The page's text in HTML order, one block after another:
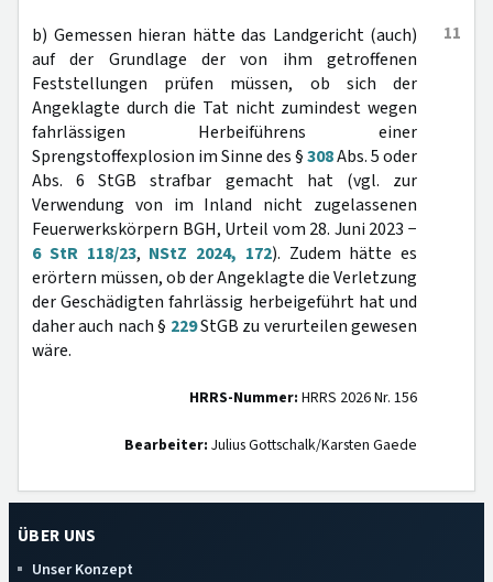
11
b) Gemessen hieran hätte das Landgericht (auch)
auf der Grundlage der von ihm getroffenen
Feststellungen prüfen müssen, ob sich der
Angeklagte durch die Tat nicht zumindest wegen
fahrlässigen Herbeiführens einer
Sprengstoffexplosion im Sinne des §308Abs. 5 oder
Abs. 6 StGB strafbar gemacht hat (vgl. zur
Verwendung von im Inland nicht zugelassenen
Feuerwerkskörpern BGH, Urteil vom 28. Juni 2023 −
6 StR 118/23, NStZ 2024, 172). Zudem hätte es
erörtern müssen, ob der Angeklagte die Verletzung
der Geschädigten fahrlässig herbeigeführt hat und
daher auch nach § 229StGB zu verurteilen gewesen
wäre.
HRRS-Nummer: HRRS 2026 Nr. 156
Bearbeiter: Julius Gottschalk/Karsten Gaede
ÜBER UNS
Unser Konzept